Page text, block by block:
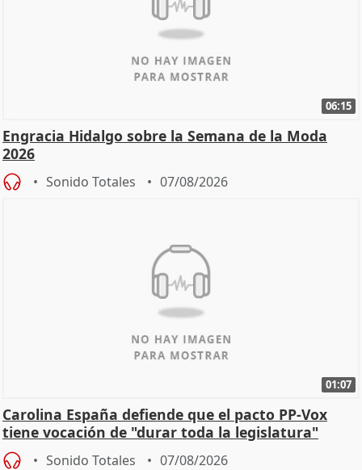
06:15
Engracia Hidalgo sobre la Semana de la Moda
2026
Sonido Totales 07/08/2026
01:07
Carolina España defiende que el pacto PP-Vox
tiene vocación de "durar toda la legislatura"
Sonido Totales 07/08/2026